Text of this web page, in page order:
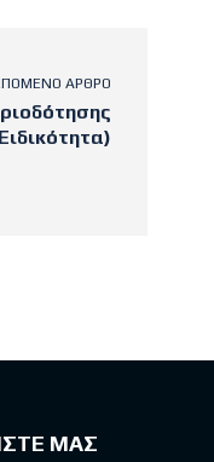
ΆΡΘΡΟ
ΜΑΣ